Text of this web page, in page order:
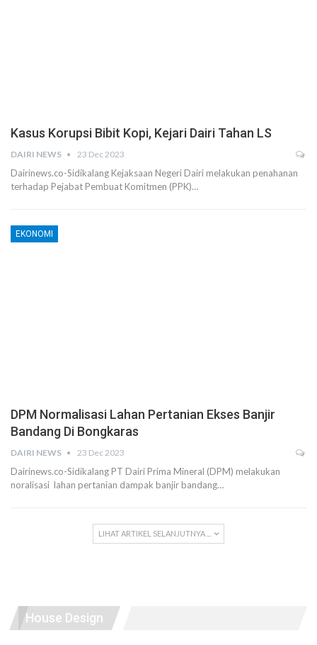
Kasus Korupsi Bibit Kopi, Kejari Dairi Tahan LS
DAIRI NEWS 23 Dec 2023
Dairinews.co-Sidikalang Kejaksaan Negeri Dairi melakukan penahanan
terhadap Pejabat Pembuat Komitmen (PPK)…
EKONOMI
DPM Normalisasi Lahan Pertanian Ekses Banjir
Bandang Di Bongkaras
DAIRI NEWS 23 Dec 2023
Dairinews.co-Sidikalang PT Dairi Prima Mineral (DPM) melakukan
noralisasi lahan pertanian dampak banjir bandang…
LIHAT ARTIKEL SELANJUTNYA ...
House Design